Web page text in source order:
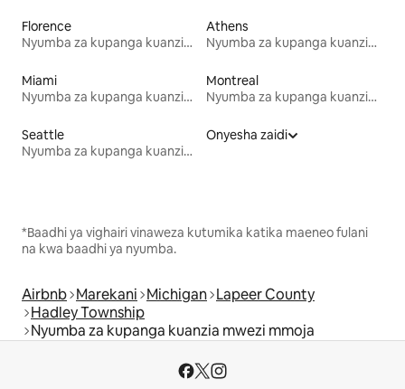
Florence
Nyumba za kupanga kuanzia mwezi mmoja
Athens
Nyumba za kupanga kuanzia mwezi mmoja
Miami
Nyumba za kupanga kuanzia mwezi mmoja
Montreal
Nyumba za kupanga kuanzia mwezi mmoja
Seattle
Nyumba za kupanga kuanzia mwezi mmoja
Onyesha zaidi
*Baadhi ya vighairi vinaweza kutumika katika maeneo fulani
na kwa baadhi ya nyumba.
Airbnb Marekani Michigan Lapeer County
Hadley Township
Nyumba za kupanga kuanzia mwezi mmoja